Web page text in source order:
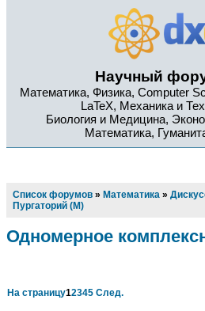
Научный
Математика, Физика, Computer
LaTeX, Механика и
Биология и Медицина,
Математика,
Список форумов » Математика »
Пургаторий (М)
Одномерное
На страницу12345 След.